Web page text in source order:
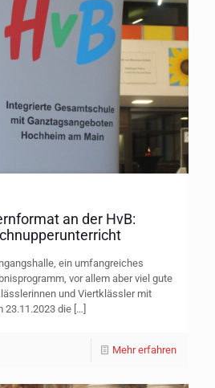
an der HvB:
ein umfangreiches
vor allem aber viel gute
und Viertklässler mit
23.11.2023 die […]
Mehr erfahren